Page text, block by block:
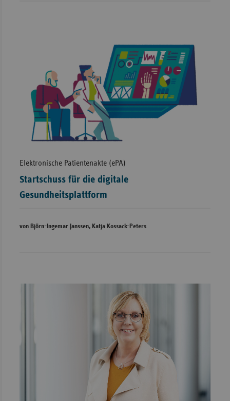
Elektronische Patientenakte (ePA)
Startschuss für die digitale
Gesundheitsplattform
von Björn-Ingemar Janssen, Katja Kossack-Peters